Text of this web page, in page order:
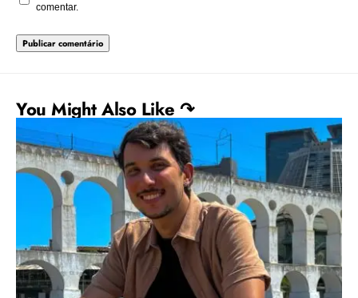
comentar.
You Might Also Like ↷